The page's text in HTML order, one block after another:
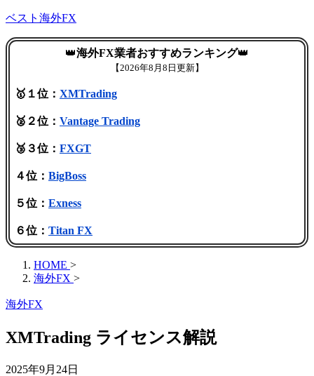
ベスト海外FX
👑海外FX業者おすすめランキング👑
【2026年8月8日更新】
🥇１位： XMTrading
🥈２位： Vantage Trading
🥉３位： FXGT
４位： BigBoss
５位： Exness
６位： Titan FX
HOME >
海外FX >
海外FX
XMTrading ライセンス解説
2025年9月24日